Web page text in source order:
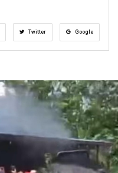
Twitter Google